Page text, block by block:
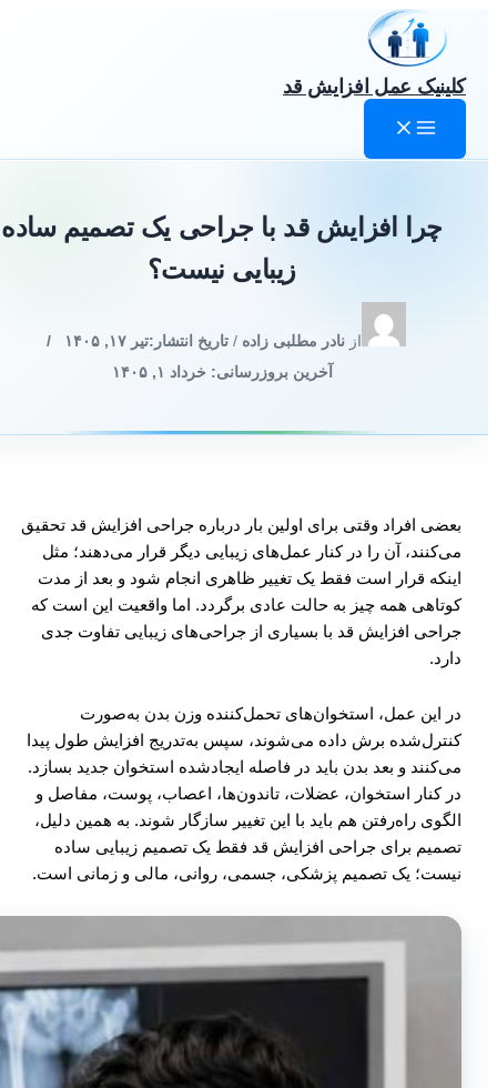
محتواکلینیک عمل افزایش قد
چرا افزایش قد با جراحی یک تصمیم ساده
زیبایی نیست؟
از نادر مطلبی زاده/ تاریخ انتشار: تیر ۱۷, ۱۴۰۵
آخرین بروزرسانی: خرداد ۱, ۱۴۰۵
بعضی افراد وقتی برای اولین بار درباره جراحی افزایش قد تحقیق
می‌کنند، آن را در کنار عمل‌های زیبایی دیگر قرار می‌دهند؛ مثل
اینکه قرار است فقط یک تغییر ظاهری انجام شود و بعد از مدت
کوتاهی همه چیز به حالت عادی برگردد. اما واقعیت این است که
جراحی افزایش قد با بسیاری از جراحی‌های زیبایی تفاوت جدی
دارد.
در این عمل، استخوان‌های تحمل‌کننده وزن بدن به‌صورت
کنترل‌شده برش داده می‌شوند، سپس به‌تدریج افزایش طول پیدا
می‌کنند و بعد بدن باید در فاصله ایجادشده استخوان جدید بسازد.
در کنار استخوان، عضلات، تاندون‌ها، اعصاب، پوست، مفاصل و
الگوی راه‌رفتن هم باید با این تغییر سازگار شوند. به همین دلیل،
تصمیم برای جراحی افزایش قد فقط یک تصمیم زیبایی ساده
نیست؛ یک تصمیم پزشکی، جسمی، روانی، مالی و زمانی است.